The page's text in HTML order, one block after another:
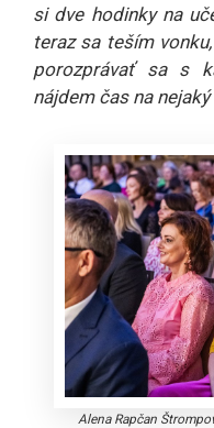
si dve hodinky na
teraz sa teším
porozprávať sa s
nájdem čas na nejaký
Alena Rapčan